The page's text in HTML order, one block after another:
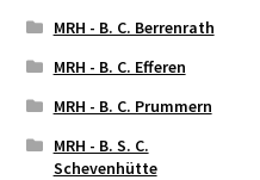
MRH - B. C. Berrenrath
MRH - B. C. Efferen
MRH - B. C. Prummern
MRH - B. S. C.
Schevenhütte